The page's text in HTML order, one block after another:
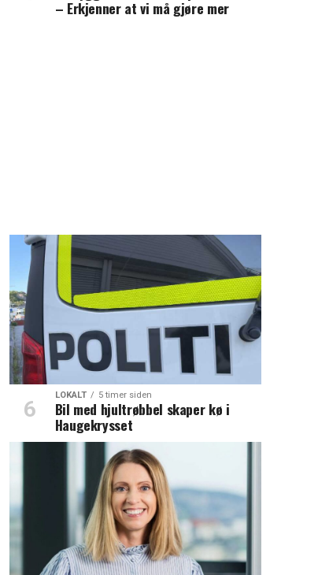
– Erkjenner at vi må gjøre mer
LOKALT 5 timer siden
Bil med hjultrøbbel skaper kø i
Haugekrysset